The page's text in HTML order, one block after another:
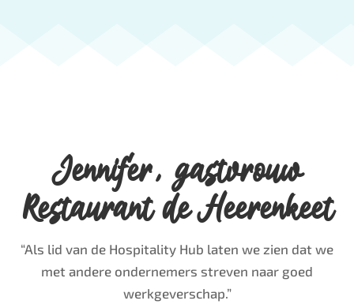
Jennifer, gastvrouw
Restaurant de Heerenkeet
“Als lid van de Hospitality Hub laten we zien dat we
met andere ondernemers streven naar goed
werkgeverschap.”